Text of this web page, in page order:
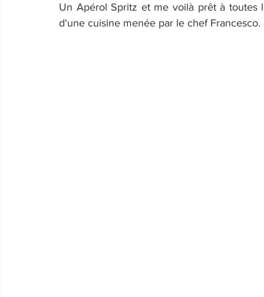
Un Apérol Spritz et me voilà prêt à toutes
d'une cuisine menée par le chef Francesco.